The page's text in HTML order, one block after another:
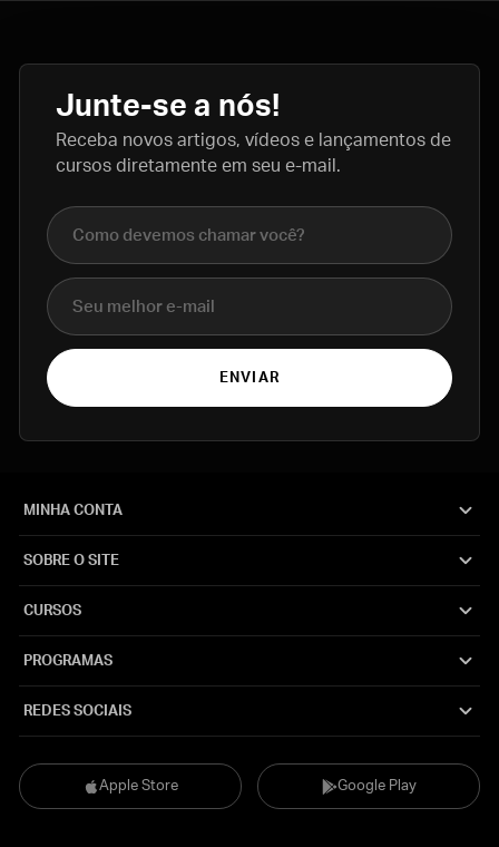
Junte-se a nós!
Receba novos artigos, vídeos e lançamentos de
cursos diretamente em seu e-mail.
Nome completo
E-mail
ENVIAR
Apple Store Google Play
MINHA CONTA
SOBRE O SITE
CURSOS
PROGRAMAS
REDES SOCIAIS